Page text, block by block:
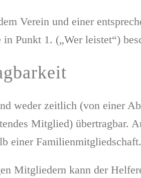
Verein und einer
Punkt 1. („Wer leistet“)
weder zeitlich (von einer
Mitglied) übertragbar.
einer Familienmitgliedschaft.
Mitgliedern kann der